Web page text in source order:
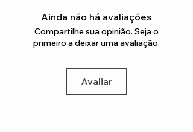
Ainda não há avaliações
Compartilhe sua opinião. Seja o
primeiro a deixar uma avaliação.
Avaliar